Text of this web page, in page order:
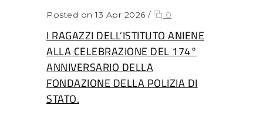
Posted on 13 Apr 2026 / 0
I RAGAZZI DELL’ISTITUTO ANIENE
ALLA CELEBRAZIONE DEL 174°
ANNIVERSARIO DELLA
FONDAZIONE DELLA POLIZIA DI
STATO.